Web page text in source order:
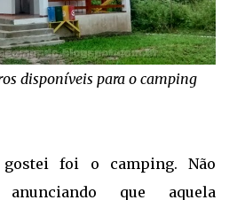
disponíveis para o camping
foi o camping. Não
que aquela